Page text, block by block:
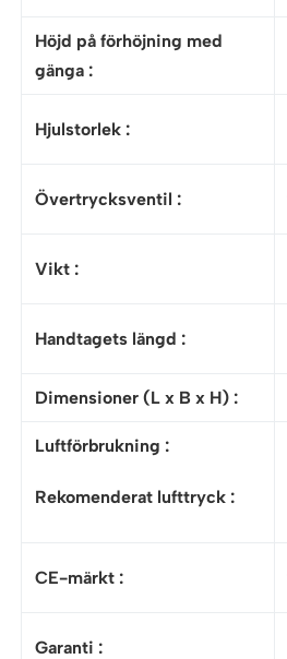
Höjd på förhöjning med
gänga :
Hjulstorlek :
Övertrycksventil :
Vikt :
Handtagets längd :
Dimensioner (L x B x H) :
Luftförbrukning :
Rekomenderat lufttryck :
CE-märkt :
Garanti :